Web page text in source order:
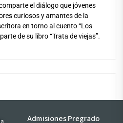
el diálogo que jóvenes
curiosos y amantes de la
en torno al cuento “Los
de su libro “Trata de viejas”.
Admisiones Pregrado